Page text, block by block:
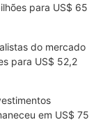
para US$ 65
do mercado
para US$ 52,2
em US$ 75